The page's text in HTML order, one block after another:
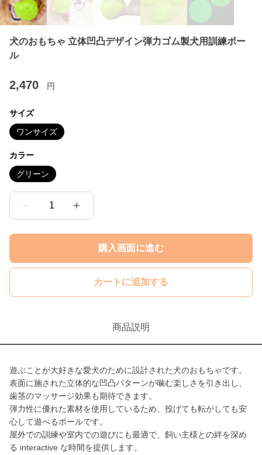
犬のおもちゃ 立体凹凸デザイン弾力ゴム製犬用訓練ボー
ル
2,470 円
サイズ
ワンサイズ
カラー
グリーン
1
購入画面に進む
カートに追加する
商品説明
遊ぶことが大好きな愛犬のために設計された犬のおもちゃです。
表面に施された立体的な凹凸パターンが噛む楽しさを引き出し、
歯茎のマッサージ効果も期待できます。
弾力性に優れた素材を使用しているため、投げても転がしても安
心して遊べるボールです。
屋外での訓練や室内での遊びにも最適で、飼い主様との絆を深め
る interactive な時間を提供します。